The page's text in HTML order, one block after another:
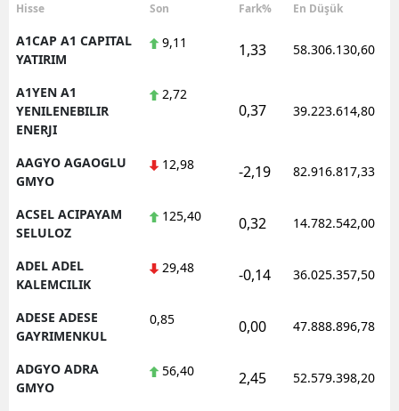
Hisse Son Fark% En Düşük
A1CAP A1 CAPITAL
YATIRIM
9,11 1,33 58.306.130,60
A1YEN A1
YENILENEBILIR
ENERJI
2,72
0,37 39.223.614,80
AAGYO AGAOGLU
GMYO
12,98 -2,19 82.916.817,33
ACSEL ACIPAYAM
SELULOZ
125,40 0,32 14.782.542,00
ADEL ADEL
KALEMCILIK
29,48 -0,14 36.025.357,50
ADESE ADESE
GAYRIMENKUL
0,85 0,00 47.888.896,78
ADGYO ADRA
GMYO
56,40 2,45 52.579.398,20